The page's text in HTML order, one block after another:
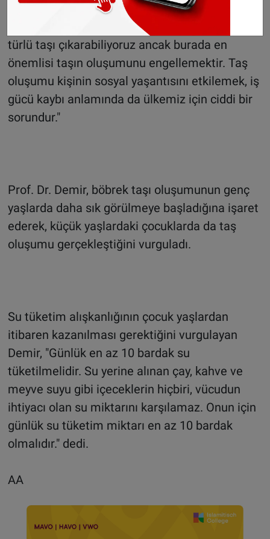
gayet güzel, ağrısız ve herhangi bir kesi
olmadan tedavi edilebiliyor. Vücutta oluşan her
türlü taşı çıkarabiliyoruz ancak burada en
önemlisi taşın oluşumunu engellemektir. Taş
oluşumu kişinin sosyal yaşantısını etkilemek, iş
gücü kaybı anlamında da ülkemiz için ciddi bir
sorundur."
Prof. Dr. Demir, böbrek taşı oluşumunun genç
yaşlarda daha sık görülmeye başladığına işaret
ederek, küçük yaşlardaki çocuklarda da taş
oluşumu gerçekleştiğini vurguladı.
Su tüketim alışkanlığının çocuk yaşlardan
itibaren kazanılması gerektiğini vurgulayan
Demir, "Günlük en az 10 bardak su
tüketilmelidir. Su yerine alınan çay, kahve ve
meyve suyu gibi içeceklerin hiçbiri, vücudun
ihtiyacı olan su miktarını karşılamaz. Onun için
günlük su tüketim miktarı en az 10 bardak
olmalıdır." dedi.
AA